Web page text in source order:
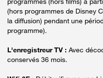
(hors programmes de Disney
la diffusion) pendant une
programme).
L'enregistreur TV : Avec
conservés 36 mois.